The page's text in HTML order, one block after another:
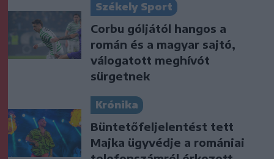
Székely Sport
Corbu góljától hangos a
román és a magyar sajtó,
válogatott meghívót
sürgetnek
Krónika
Büntetőfeljelentést tett
Majka ügyvédje a romániai